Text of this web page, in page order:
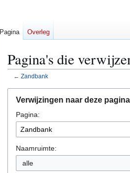
Pagina's die
← Zandbank
navigatie
springen
zoeken
springen
Verwijzingen naar deze pagina
Pagina:
Naamruimte:
alle
Pagina Overleg